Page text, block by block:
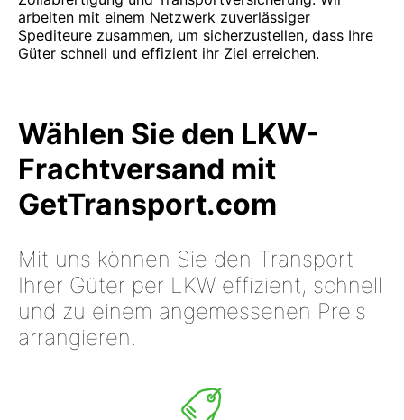
arbeiten mit einem Netzwerk zuverlässiger
Spediteure zusammen, um sicherzustellen, dass Ihre
Güter schnell und effizient ihr Ziel erreichen.
Wählen Sie den LKW-
Frachtversand mit
GetTransport.com
Mit uns können Sie den Transport
Ihrer Güter per LKW effizient, schnell
und zu einem angemessenen Preis
arrangieren.